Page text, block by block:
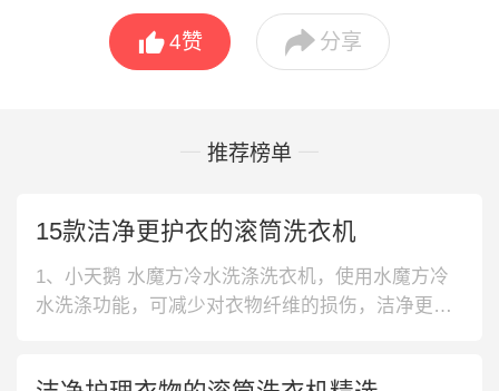
4赞  分享
推荐榜单
15款洁净更护衣的滚筒洗衣机
1、小天鹅 水魔方冷水洗涤洗衣机，使用水魔方冷
水洗涤功能，可减少对衣物纤维的损伤，洁净更护